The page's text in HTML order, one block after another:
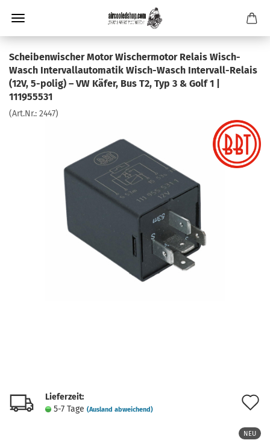
Scheibenwischer Motor Wischermotor Relais Wisch-
Wasch Intervallautomatik Wisch-Wasch Intervall-Relais
(12V, 5-polig) – VW Käfer, Bus T2, Typ 3 & Golf 1 |
111955531
(Art.Nr.: 2447)
Lieferzeit:
5-7 Tage (Ausland abweichend)
NEU